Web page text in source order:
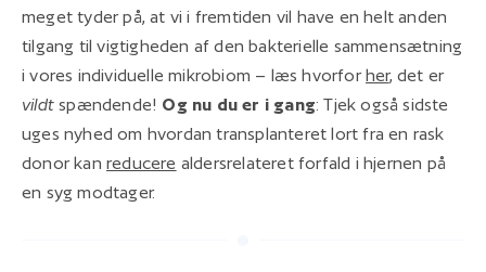
meget tyder på, at vi i fremtiden vil have en helt anden
tilgang til vigtigheden af den bakterielle sammensætning
i vores individuelle mikrobiom – læs hvorforher, det er
vildtspændende! Og nu du er i gang: Tjek også sidste
uges nyhed om hvordan transplanteret lort fra en rask
donor kan reducere aldersrelateret forfald i hjernen på
en syg modtager.